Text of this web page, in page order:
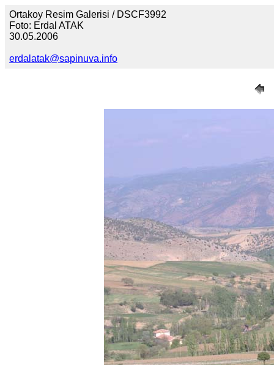
Ortakoy Resim Galerisi / DSCF3992
Foto: Erdal ATAK
30.05.2006
erdalatak@sapinuva.info